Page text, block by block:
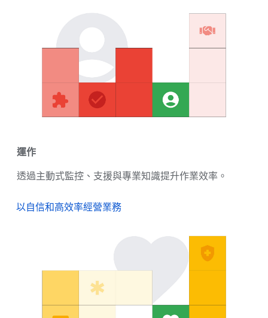
運作
透過主動式監控、支援與專業知識提升作業效率。
以自信和高效率經營業務